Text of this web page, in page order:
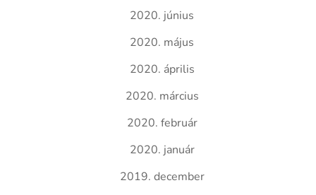
2020. június
2020. május
2020. április
2020. március
2020. február
2020. január
2019. december